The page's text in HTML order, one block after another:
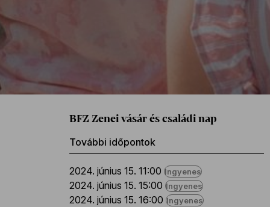
BFZ Zenei vásár és családi nap
További időpontok
2024. június 15. 11:00 Ingyenes
2024. június 15. 15:00 Ingyenes
2024. június 15. 16:00 Ingyenes